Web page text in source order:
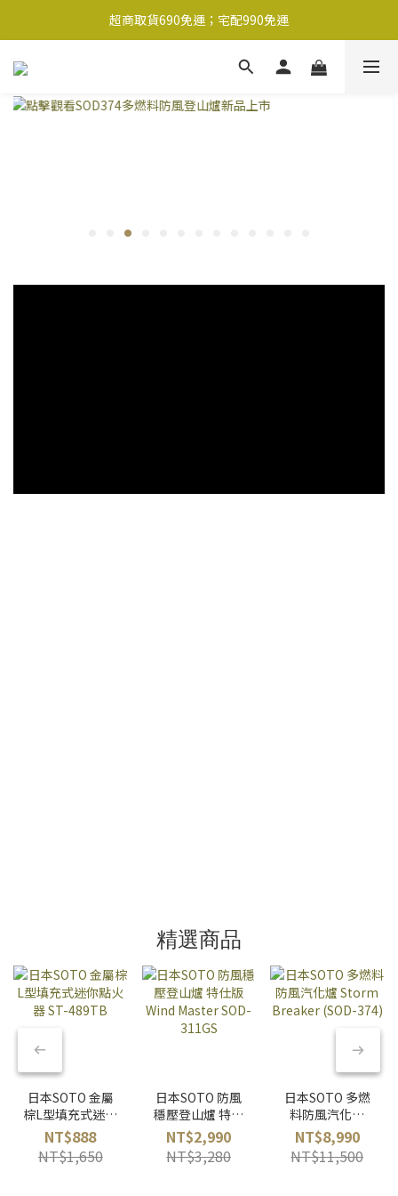
超商取貨690免運；宅配990免運
超商取貨690免運；宅配990免運
1-2工作天內出貨
超商取貨690免運；宅配990免運
精選商品
日本SOTO 金屬
棕L型填充式迷你
點火器 ST-
489TB
NT$888
NT$1,650
日本SOTO 防風
穩壓登山爐 特仕
版 Wind Master
SOD-311GS
NT$2,990
NT$3,280
日本SOTO 多燃
料防風汽化爐
Storm Breaker
(SOD-374)
NT$8,990
NT$11,500